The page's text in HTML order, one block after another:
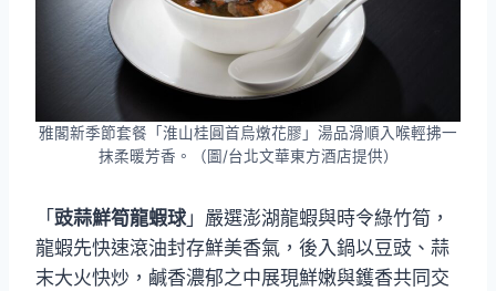
雅閣新季節套餐「淮山桂圓首烏燉花膠」湯品滑順入喉輕拂一
抹柔暖芳香。（圖/台北文華東方酒店提供）
「 豉蒜鮮筍龍蝦球」嚴選澎湖龍蝦與時令綠竹筍，
龍蝦先快速滾油封存鮮美香氣，後入鍋以豆豉、蒜
末大火快炒，鹹香濃郁之中展現鮮嫩與鑊香共同交